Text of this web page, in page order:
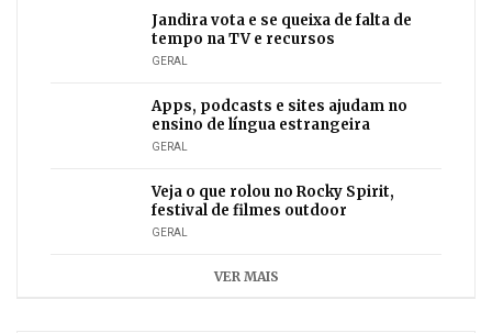
Jandira vota e se queixa de falta de
tempo na TV e recursos
GERAL
Apps, podcasts e sites ajudam no
ensino de língua estrangeira
GERAL
Veja o que rolou no Rocky Spirit,
festival de filmes outdoor
GERAL
VER MAIS